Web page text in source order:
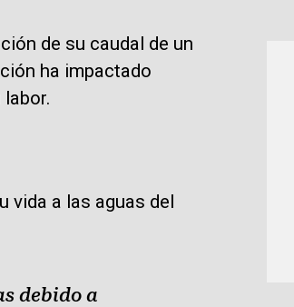
de su caudal de un
ha impactado
vida a las aguas del
debido a